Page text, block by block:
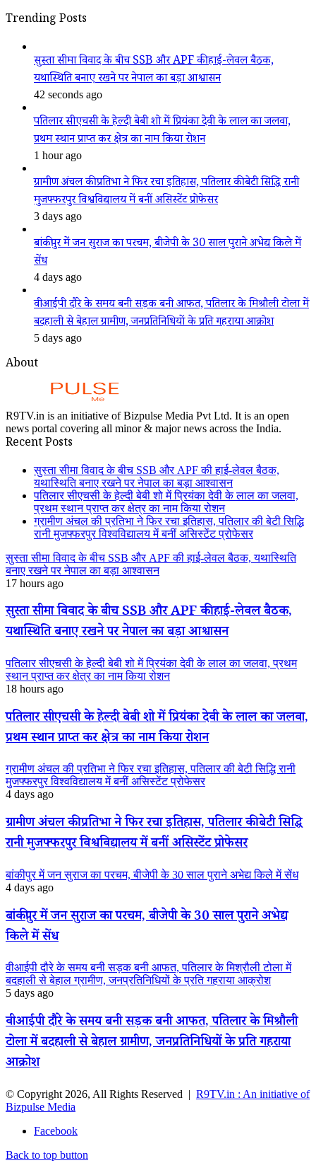
Trending Posts
सुस्ता सीमा विवाद के बीच SSB और APF की हाई-लेवल बैठक,
यथास्थिति बनाए रखने पर नेपाल का बड़ा आश्वासन
42 seconds ago
पतिलार सीएचसी के हेल्दी बेबी शो में प्रियंका देवी के लाल का जलवा,
प्रथम स्थान प्राप्त कर क्षेत्र का नाम किया रोशन
1 hour ago
ग्रामीण अंचल की प्रतिभा ने फिर रचा इतिहास, पतिलार की बेटी सिद्धि रानी
मुजफ्फरपुर विश्वविद्यालय में बनीं असिस्टेंट प्रोफेसर
3 days ago
बांकीपुर में जन सुराज का परचम, बीजेपी के 30 साल पुराने अभेद्य किले में
सेंध
4 days ago
वीआईपी दौरे के समय बनी सड़क बनी आफत, पतिलार के मिश्रौली टोला में
बदहाली से बेहाल ग्रामीण, जनप्रतिनिधियों के प्रति गहराया आक्रोश
5 days ago
About
R9TV.in is an initiative of Bizpulse Media Pvt Ltd. It is an open
news portal covering all minor & major news across the India.
Recent Posts
सुस्ता सीमा विवाद के बीच SSB और APF की हाई-लेवल बैठक,
यथास्थिति बनाए रखने पर नेपाल का बड़ा आश्वासन
पतिलार सीएचसी के हेल्दी बेबी शो में प्रियंका देवी के लाल का जलवा,
प्रथम स्थान प्राप्त कर क्षेत्र का नाम किया रोशन
ग्रामीण अंचल की प्रतिभा ने फिर रचा इतिहास, पतिलार की बेटी सिद्धि
रानी मुजफ्फरपुर विश्वविद्यालय में बनीं असिस्टेंट प्रोफेसर
सुस्ता सीमा विवाद के बीच SSB और APF की हाई-लेवल बैठक, यथास्थिति
बनाए रखने पर नेपाल का बड़ा आश्वासन
17 hours ago
सुस्ता सीमा विवाद के बीच SSB और APF की हाई-लेवल बैठक,
यथास्थिति बनाए रखने पर नेपाल का बड़ा आश्वासन
पतिलार सीएचसी के हेल्दी बेबी शो में प्रियंका देवी के लाल का जलवा, प्रथम
स्थान प्राप्त कर क्षेत्र का नाम किया रोशन
18 hours ago
पतिलार सीएचसी के हेल्दी बेबी शो में प्रियंका देवी के लाल का जलवा,
प्रथम स्थान प्राप्त कर क्षेत्र का नाम किया रोशन
ग्रामीण अंचल की प्रतिभा ने फिर रचा इतिहास, पतिलार की बेटी सिद्धि रानी
मुजफ्फरपुर विश्वविद्यालय में बनीं असिस्टेंट प्रोफेसर
4 days ago
ग्रामीण अंचल की प्रतिभा ने फिर रचा इतिहास, पतिलार की बेटी सिद्धि
रानी मुजफ्फरपुर विश्वविद्यालय में बनीं असिस्टेंट प्रोफेसर
बांकीपुर में जन सुराज का परचम, बीजेपी के 30 साल पुराने अभेद्य किले में सेंध
4 days ago
बांकीपुर में जन सुराज का परचम, बीजेपी के 30 साल पुराने अभेद्य
किले में सेंध
वीआईपी दौरे के समय बनी सड़क बनी आफत, पतिलार के मिश्रौली टोला में
बदहाली से बेहाल ग्रामीण, जनप्रतिनिधियों के प्रति गहराया आक्रोश
5 days ago
वीआईपी दौरे के समय बनी सड़क बनी आफत, पतिलार के मिश्रौली
टोला में बदहाली से बेहाल ग्रामीण, जनप्रतिनिधियों के प्रति गहराया
आक्रोश
© Copyright 2026, All Rights Reserved | R9TV.in : An initiative of
Bizpulse Media
Facebook
Back to top button